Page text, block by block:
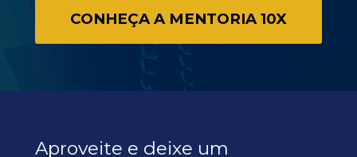
CONHEÇA A MENTORIA 10X
Aproveite e deixe um